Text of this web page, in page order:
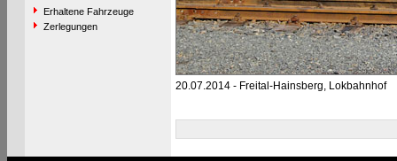
Erhaltene Fahrzeuge
Zerlegungen
20.07.2014 - Freital-Hainsberg, Lokbahnhof